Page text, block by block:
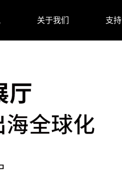
关于我们 支持